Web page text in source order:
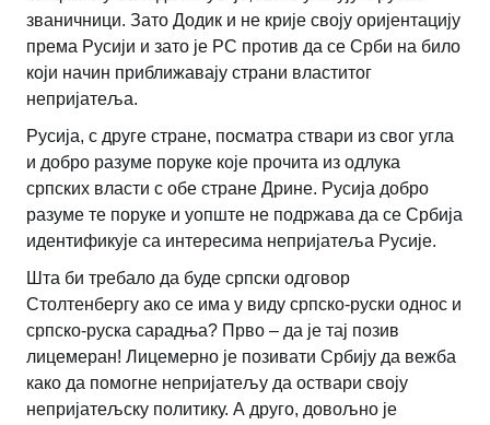
званичници. Зато Додик и не крије своју оријентацију
према Русији и зато је РС против да се Срби на било
који начин приближавају страни властитог
непријатеља.
Русија, с друге стране, посматра ствари из свог угла
и добро разуме поруке које прочита из одлука
српских власти с обе стране Дрине. Русија добро
разуме те поруке и уопште не подржава да се Србија
идентификује са интересима непријатеља Русије.
Шта би требало да буде српски одговор
Столтенбергу ако се има у виду српско-руски однос и
српско-руска сарадња? Прво – да је тај позив
лицемеран! Лицемерно је позивати Србију да вежба
како да помогне непријатељу да оствари своју
непријатељску политику. А друго, довољно је